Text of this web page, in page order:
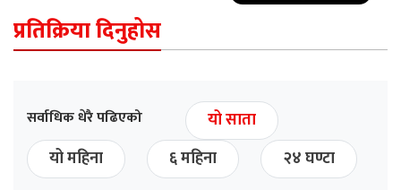
प्रतिक्रिया दिनुहोस
सर्वाधिक धेरै पढिएको
यो साता
यो महिना
६ महिना २४ घण्टा